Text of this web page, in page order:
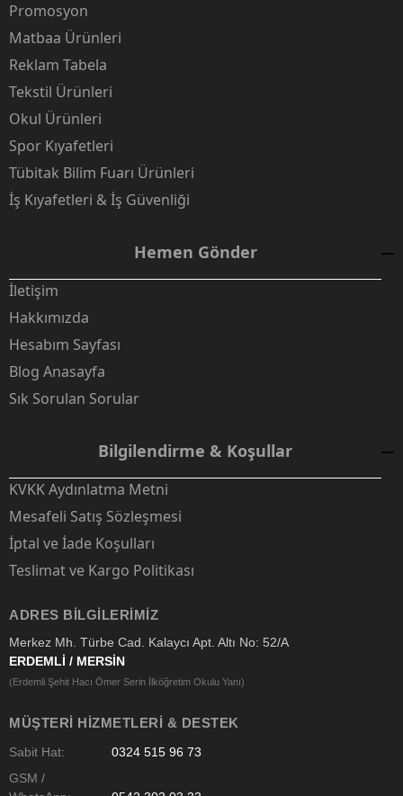
Promosyon
Matbaa Ürünleri
Reklam Tabela
Tekstil Ürünleri
Okul Ürünleri
Spor Kıyafetleri
Tübitak Bilim Fuarı Ürünleri
İş Kıyafetleri & İş Güvenliği
Hemen Gönder
İletişim
Hakkımızda
Hesabım Sayfası
Blog Anasayfa
Sık Sorulan Sorular
Bilgilendirme & Koşullar
KVKK Aydınlatma Metni
Mesafeli Satış Sözleşmesi
İptal ve İade Koşulları
Teslimat ve Kargo Politikası
ADRES BILGILERIMIZ
Merkez Mh. Türbe Cad. Kalaycı Apt. Altı No: 52/A
ERDEMLİ / MERSİN
(Erdemli Şehit Hacı Ömer Serin İlköğretim Okulu Yanı)
MÜŞTERI HIZMETLERI & DESTEK
Sabit Hat:
0324 515 96 73
GSM /